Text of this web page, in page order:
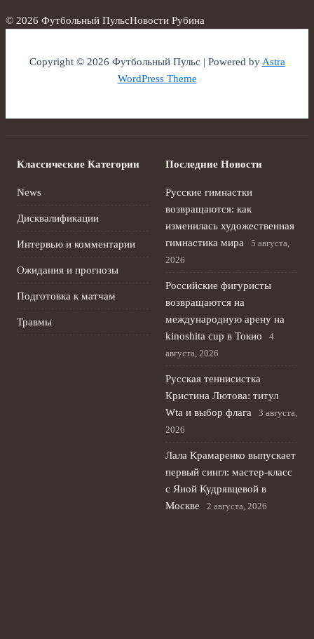
© 2026 Футбольный ПульсНовости Рубина
Copyright © 2026 Футбольный Пульс | Powered byAstra
WordPress Theme
Классические Категории
News
Дисквалификации
Интервью и комментарии
Ожидания и прогнозы
Подготовка к матчам
Травмы
Последние Новости
Русские гимнастки
возвращаются: как
изменилась художественная
гимнастика мира
5 августа,
2026
Российские фигуристы
возвращаются на
международную арену на
kinoshita cup в Токио
4
августа, 2026
Русская теннисистка
Кристина Лютова: титул
Wta и выбор флага
3 августа,
2026
Лала Крамаренко выпускает
первый сингл: мастер-класс
с Яной Кудрявцевой в
Москве
2 августа, 2026